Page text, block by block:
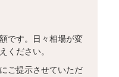
です。日々相場が変
ください。
ご提示させていただ